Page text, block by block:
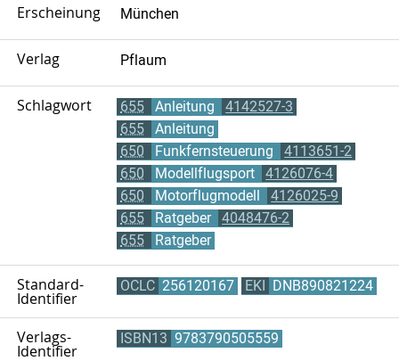
ErscheinungsortMünchen
Verlag Pflaum
Schlagwort 655 Anleitung
4142527-3
655
Anleitung
650
Funkfernsteuerung
4113651-2
650
Modellflugsport
4126076-4
650
Motorflugmodell
4126025-9
655
Ratgeber
4048476-2
655
Ratgeber
Standard-
Identifier
OCLC 256120167 EKI DNB890821224
Verlags-
Identifier
ISBN13 9783790505559